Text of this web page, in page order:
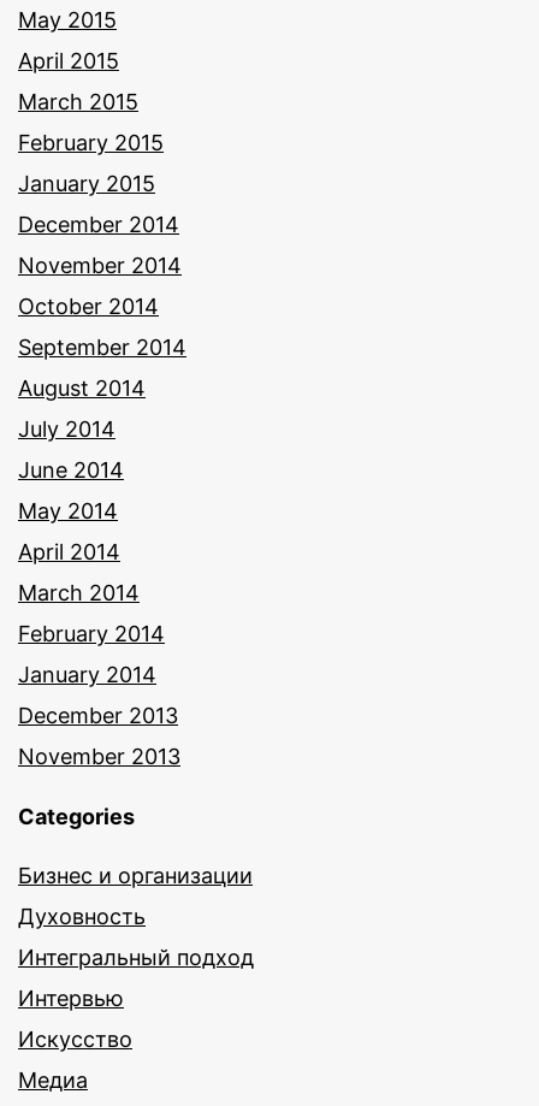
May 2015
April 2015
March 2015
February 2015
January 2015
December 2014
November 2014
October 2014
September 2014
August 2014
July 2014
June 2014
May 2014
April 2014
March 2014
February 2014
January 2014
December 2013
November 2013
Categories
Бизнес и организации
Духовность
Интегральный подход
Интервью
Искусство
Медиа